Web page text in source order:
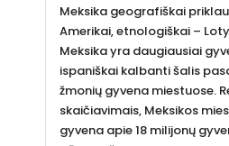
Meksika geografiškai
Amerikai, etnologiškai –
Meksika yra daugiausiai
ispaniškai kalbanti šalis
žmonių gyvena miestuose.
skaičiavimais, Meksikos
gyvena apie 18 milijonų